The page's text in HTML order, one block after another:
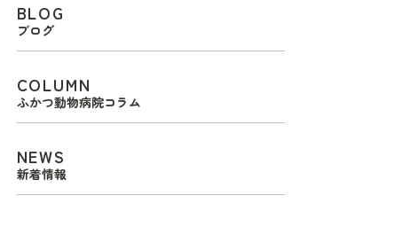
BLOG
ブログ
COLUMN
ふかつ動物病院コラム
NEWS
新着情報